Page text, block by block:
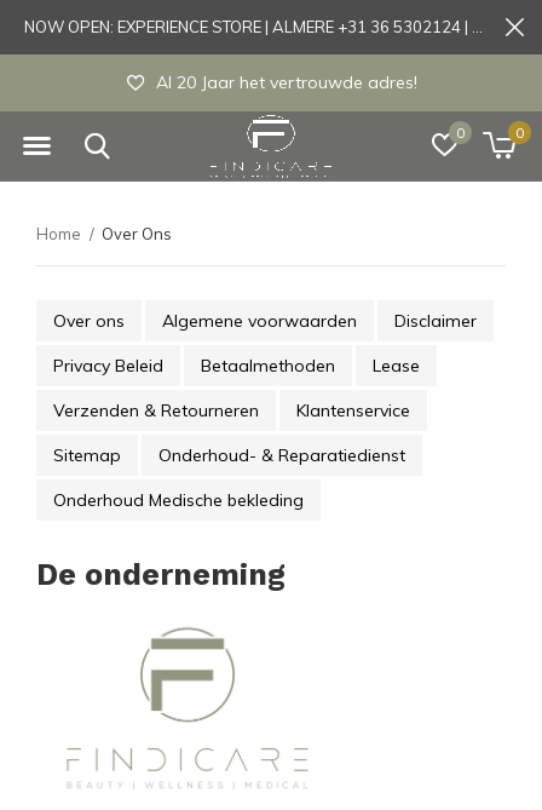
0 0
Al 20 Jaar het vertrouwde adres!
Home Over Ons
Over ons Algemene voorwaarden Disclaimer
Privacy Beleid Betaalmethoden Lease
Verzenden & Retourneren Klantenservice
Sitemap Onderhoud- & Reparatiedienst
Onderhoud Medische bekleding
De onderneming